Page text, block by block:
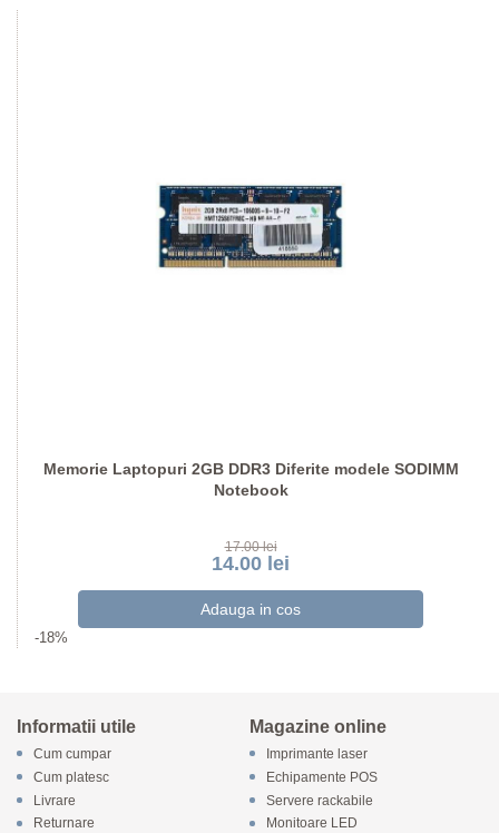
Memorie Laptopuri 2GB DDR3 Diferite modele SODIMM
Notebook
17.00 lei
14.00 lei
-18%
Informatii utile
Cum cumpar
Cum platesc
Livrare
Returnare
Magazine online
Imprimante laser
Echipamente POS
Servere rackabile
Monitoare LED